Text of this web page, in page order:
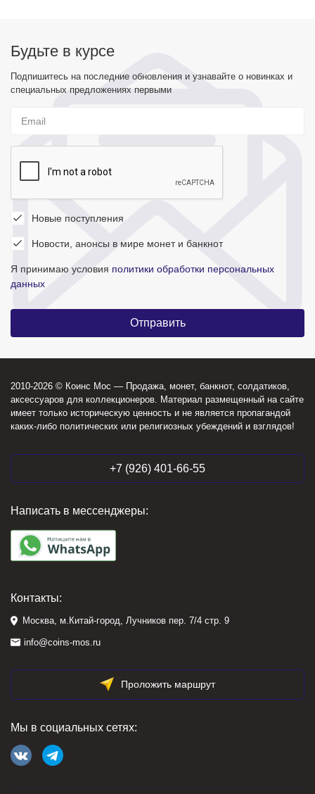
Будьте в курсе
Подпишитесь на последние обновления и узнавайте о новинках и
специальных предложениях первыми
Новые поступления
Новости, анонсы в мире монет и банкнот
Я принимаю условия политики обработки персональных
данных
2010-2026 © Коинс Мос — Продажа, монет, банкнот, солдатиков,
аксессуаров для коллекционеров. Материал размещенный на сайте
имеет только историческую ценность и не является пропагандой
каких-либо политических или религиозных убеждений и взглядов!
+7 (926) 401-66-55
Написать в мессенджеры:
Контакты:
Москва, м.Китай-город, Лучников пер. 7/4 стр. 9
info@coins-mos.ru
Проложить маршрут
Мы в социальных сетях: